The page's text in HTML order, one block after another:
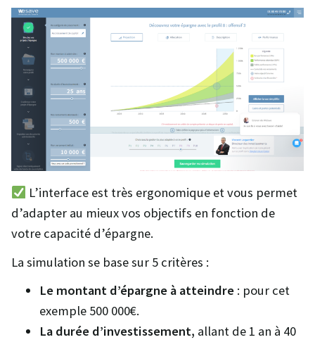
L’interface est très ergonomique et vous permet
d’adapter au mieux vos objectifs en fonction de
votre capacité d’épargne.
La simulation se base sur 5 critères :
Le montant d’épargne à atteindre : pour cet
exemple 500 000€.
La durée d’investissement, allant de 1 an à 40